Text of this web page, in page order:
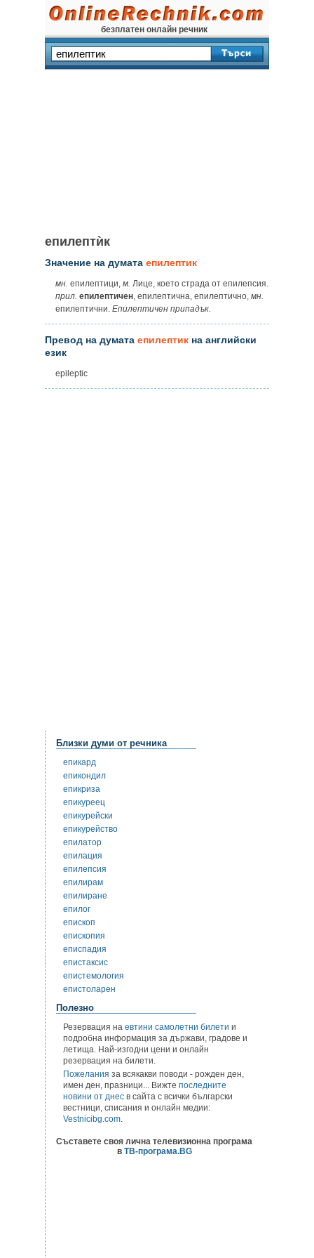
безплатен онлайн речник
епилептѝк
Значение на думата епилептик
мн. епилептици, м. Лице, което страда от епилепсия.
прил. епилептичен, епилептична, епилептично, мн.
епилептични. Епилептичен припадък.
Превод на думата епилептик на английски
език
epileptic
Близки думи от речника
епикард
епикондил
епикриза
епикуреец
епикурейски
епикурейство
епилатор
епилация
епилепсия
епилирам
епилиране
епилог
епископ
епископия
еписпадия
епистаксис
епистемология
епистоларен
Полезно
Резервация на евтини самолетни билети и
подробна информация за държави, градове и
летища. Най-изгодни цени и онлайн
резервация на билети.
Пожелания за всякакви поводи - рожден ден,
имен ден, празници... Вижте последните
новини от днес в сайта с всички български
вестници, списания и онлайн медии:
Vestnicibg.com.
Съставете своя лична телевизионна програма
в ТВ-програма.BG